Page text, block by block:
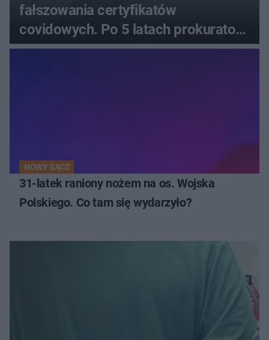
fałszowania certyfikatów
covidowych. Po 5 latach prokurator
zamyka sprawę
NOWY SĄCZ
31-latek raniony nożem na os. Wojska
Polskiego. Co tam się wydarzyło?